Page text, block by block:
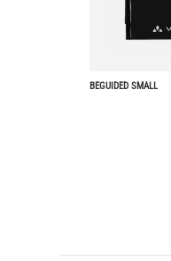
BEGUIDED SMALL